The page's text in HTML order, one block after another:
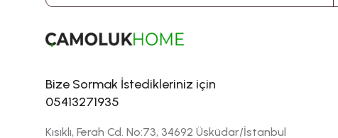
Bize Sormak İstedikleriniz için
05413271935
Kısıklı, Ferah Cd. No:73, 34692 Üsküdar/İstanbul